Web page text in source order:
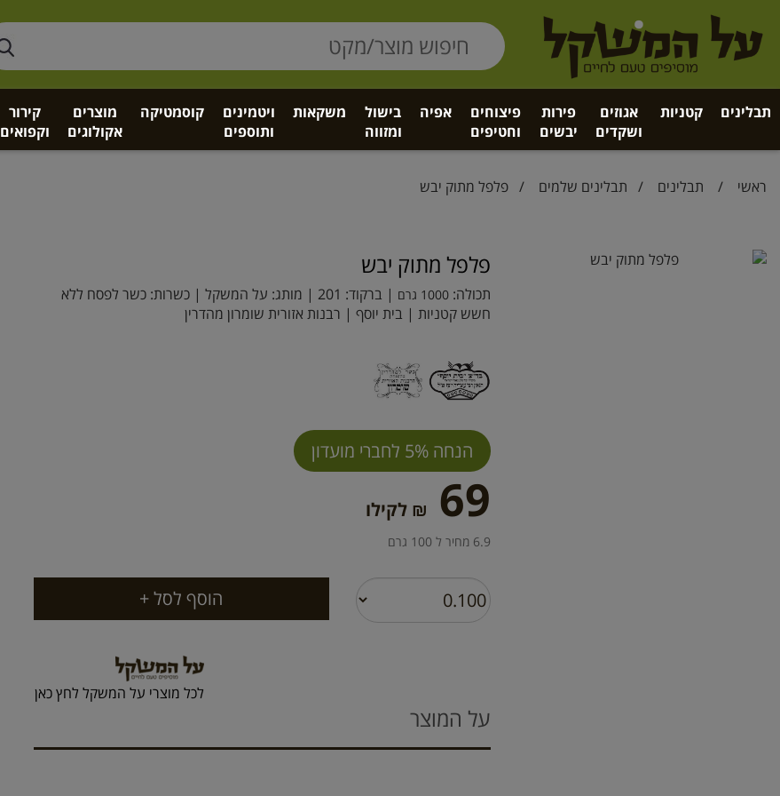
תבלינים קטניות
אגוזים
ושקדים
פירות
יבשים
פיצוחים
וחטיפים
אפיה
בישול
ומזווה
משקאות
ויטמינים
ותוספים
קוסמטיקה
מוצרים
אקולוגים
קירור
וקפואים
ראשי / תבלינים / תבלינים שלמים / פלפל מתוק יבש
פלפל מתוק יבש
תכולה:1000 גרם | ברקוד: 201 | מותג: על המשקל | כשרות: כשר לפסח ללא
חשש קטניות | בית יוסף | רבנות אזורית שומרון מהדרין
הנחה 5% לחברי מועדון
69 ₪ לקילו
6.9 מחיר ל 100 גרם
לכל מוצרי על המשקל לחץ כאן
על המוצר